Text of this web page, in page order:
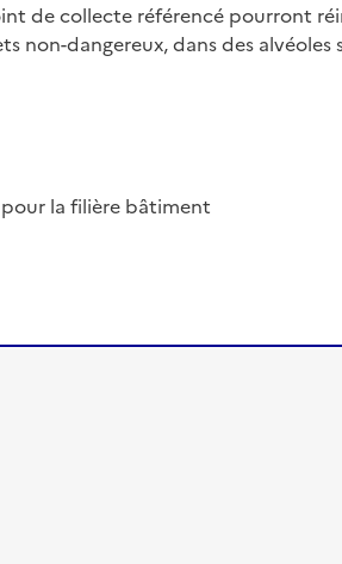
de collecte référencé pourront
non-dangereux, dans des
la filière bâtiment